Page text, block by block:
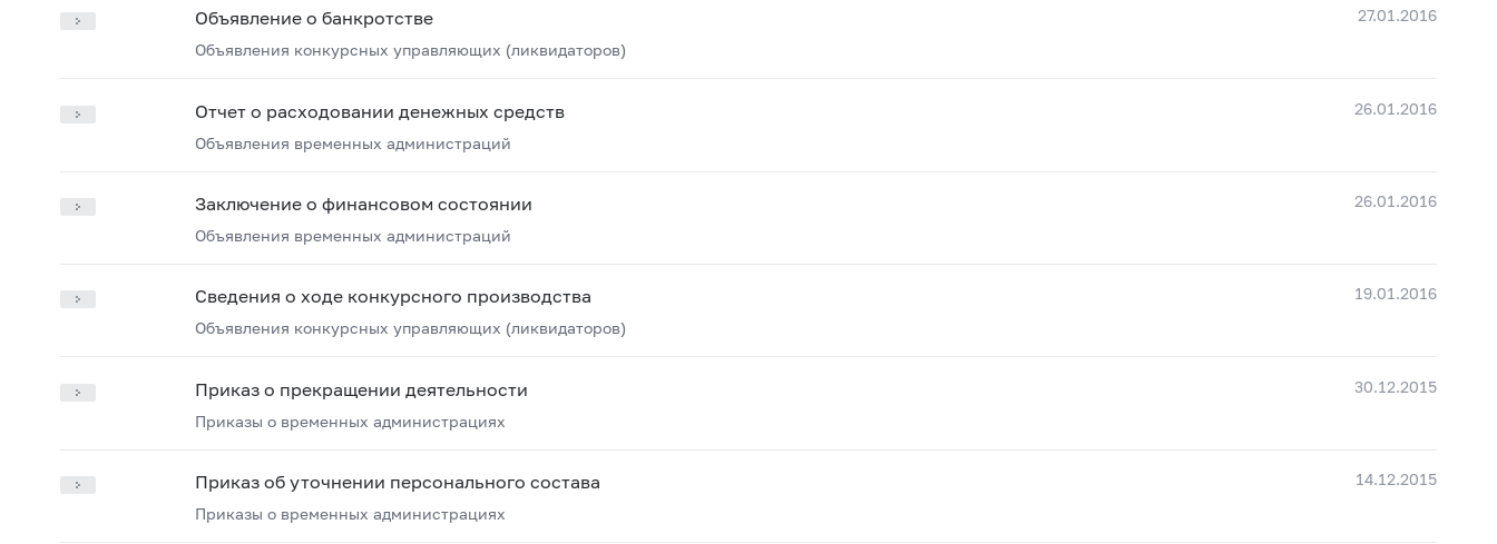
27.01.2016
Объявление о банкротстве
Объявления конкурсных управляющих (ликвидаторов)
26.01.2016
Отчет о расходовании денежных средств
Объявления временных администраций
26.01.2016
Заключение о финансовом состоянии
Объявления временных администраций
19.01.2016
Сведения о ходе конкурсного производства
Объявления конкурсных управляющих (ликвидаторов)
30.12.2015
Приказ о прекращении деятельности
Приказы о временных администрациях
14.12.2015
Приказ об уточнении персонального состава
Приказы о временных администрациях